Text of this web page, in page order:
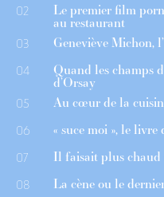
02 Le premier film
au restaurant
03 Geneviève Michon,
04 Quand les champs
d’Orsay
05 Au cœur de la
06 « suce moi », le
07 Il faisait plus chaud
08 La cène ou le